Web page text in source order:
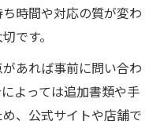
時間や対応の質が変わ
です。
あれば事前に問い合わ
よっては追加書類や手
、公式サイトや店舗で